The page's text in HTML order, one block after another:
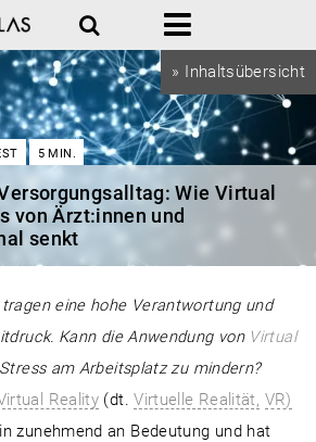
» Inhaltsübersicht
Suche Menü
5 MIN.
Wie Virtual
von Ärzt:innen und
senkt
eine hohe Verantwortung und
Kann die Anwendung von Virtual
am Arbeitsplatz zu mindern?
Reality (dt.Virtuelle Realität, VR)
zunehmend an Bedeutung und hat